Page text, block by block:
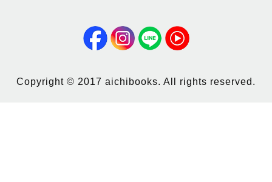
Copyright © 2017 aichibooks. All rights reserved.